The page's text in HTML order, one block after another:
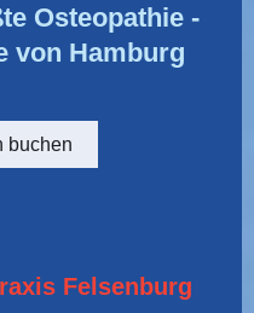
Osteopathie -
von Hamburg
buchen
Felsenburg